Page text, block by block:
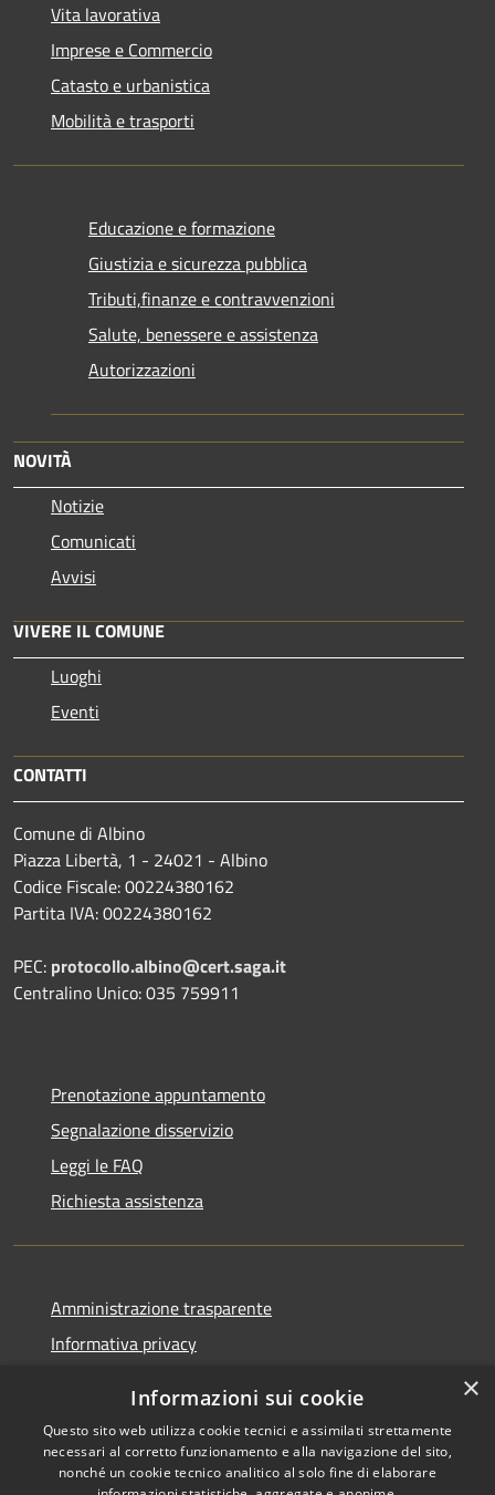
Vita lavorativa
Imprese e Commercio
Catasto e urbanistica
Mobilità e trasporti
Educazione e formazione
Giustizia e sicurezza pubblica
Tributi,finanze e contravvenzioni
Salute, benessere e assistenza
Autorizzazioni
NOVITÀ
Notizie
Comunicati
Avvisi
VIVERE IL COMUNE
Luoghi
Eventi
CONTATTI
Comune di Albino
Piazza Libertà, 1 - 24021 - Albino
Codice Fiscale: 00224380162
Partita IVA: 00224380162
PEC: protocollo.albino@cert.saga.it
Centralino Unico: 035 759911
Prenotazione appuntamento
Segnalazione disservizio
Leggi le FAQ
Richiesta assistenza
Amministrazione trasparente
Informativa privacy
Dichiarazione di accessibilità
×
Informazioni sui cookie
Questo sito web utilizza cookie tecnici e assimilati strettamente
necessari al corretto funzionamento e alla navigazione del sito,
nonché un cookie tecnico analitico al solo fine di elaborare